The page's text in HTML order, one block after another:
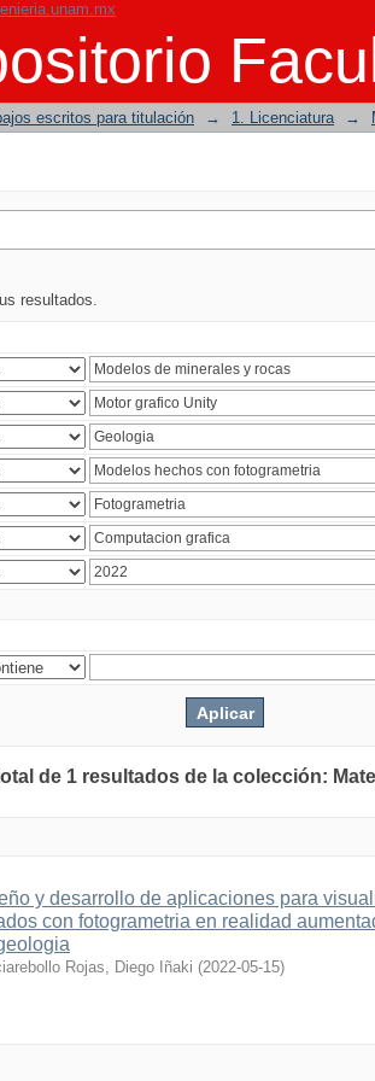
escritos para titulación → 1. Licenciatura →
resultados.
de 1 resultados de la colección:
y desarrollo de aplicaciones para
con fotogrametria en realidad
Rojas, Diego Iñaki (2022-05-15)